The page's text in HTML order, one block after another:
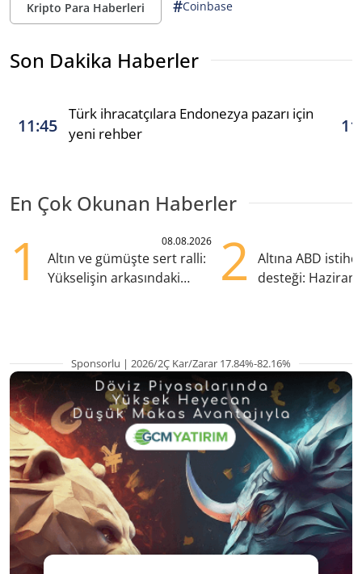
Kripto Para Haberleri #Coinbase
Son Dakika Haberler
11:45
Türk ihracatçılara Endonezya pazarı için
yeni rehber
En Çok Okunan Haberler
1 08.08.2026
Altın ve gümüşte sert ralli:
Yükselişin arkasındaki
2
Altına ABD
desteği:
Sponsorlu | 2026/2Ç Kar/Zarar 17.84%-82.16%